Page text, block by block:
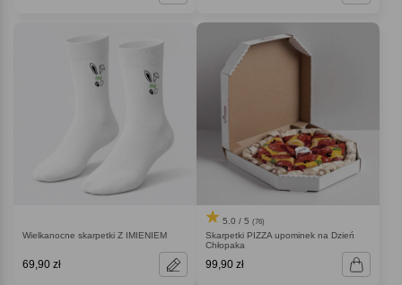
Wielkanocne skarpetki Z IMIENIEM
69,90 zł
5.0 / 5 (76)
Skarpetki PIZZA upominek na Dzień
Chłopaka
99,90 zł